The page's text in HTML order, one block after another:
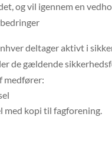
og vil igennem en
deltager aktivt i
de gældende
medfører:
med kopi til fagforening.